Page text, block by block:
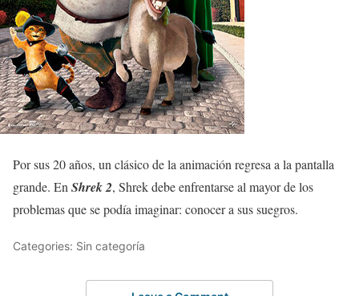
Por sus 20 años, un clásico de la animación regresa a la pantalla
grande. En Shrek 2, Shrek debe enfrentarse al mayor de los
problemas que se podía imaginar: conocer a sus suegros.
Categories: Sin categoría